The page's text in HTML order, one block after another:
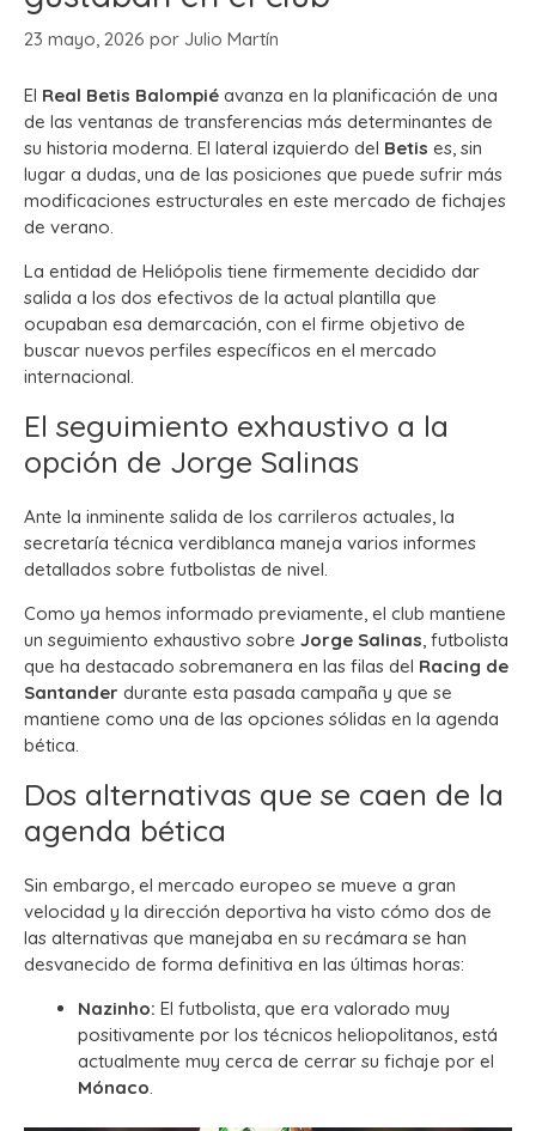
23 mayo, 2026 por Julio Martín
El Real Betis Balompié avanza en la planificación de una
de las ventanas de transferencias más determinantes de
su historia moderna. El lateral izquierdo del Betis es, sin
lugar a dudas, una de las posiciones que puede sufrir más
modificaciones estructurales en este mercado de fichajes
de verano.
La entidad de Heliópolis tiene firmemente decidido dar
salida a los dos efectivos de la actual plantilla que
ocupaban esa demarcación, con el firme objetivo de
buscar nuevos perfiles específicos en el mercado
internacional.
El seguimiento exhaustivo a la
opción de Jorge Salinas
Ante la inminente salida de los carrileros actuales, la
secretaría técnica verdiblanca maneja varios informes
detallados sobre futbolistas de nivel.
Como ya hemos informado previamente, el club mantiene
un seguimiento exhaustivo sobre Jorge Salinas, futbolista
que ha destacado sobremanera en las filas del Racing de
Santander durante esta pasada campaña y que se
mantiene como una de las opciones sólidas en la agenda
bética.
Dos alternativas que se caen de la
agenda bética
Sin embargo, el mercado europeo se mueve a gran
velocidad y la dirección deportiva ha visto cómo dos de
las alternativas que manejaba en su recámara se han
desvanecido de forma definitiva en las últimas horas:
Nazinho: El futbolista, que era valorado muy
positivamente por los técnicos heliopolitanos, está
actualmente muy cerca de cerrar su fichaje por el
Mónaco.